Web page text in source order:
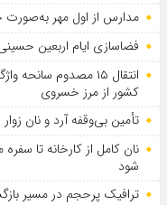
مدارس از اول مهر
فضاسازی ایام اربعین
انتقال ۱۵ مصدوم
کشور از مرز خسروی
تأمین بی‌وقفه آرد و نان
نان کامل از کارخانه تا
شود
ترافیک پرحجم در مسیر